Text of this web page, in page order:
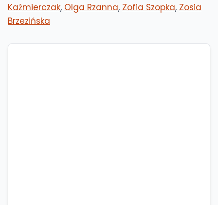
Kaźmierczak, Olga Rzanna, Zofia Szopka, Zosia
Brzezińska